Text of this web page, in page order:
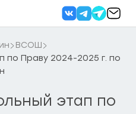
ВСОШ
по Праву 2024-2025 г. по
этап по